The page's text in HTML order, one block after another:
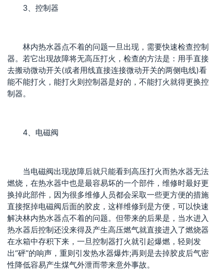
3、控制器
林内热水器点不着的问题一旦出现，需要快速检查控制
器。若它出现故障将无高压打火，检查的方法是：用手直接
去搬动微动开关(或者用线直接连接微动开关的两侧电线)看
能不能打火，能打火则控制器是好的，不能打火就得更换控
制器。
4、电磁阀
当电磁阀出现故障后就只能看到高压打火而热水器无法
燃烧，在热水器中也是最容易坏的一个部件，维修时最好更
换掉此部件，因为很多维修人员都会采取一些更方便的措施
直接抠掉电磁阀后面的胶皮，这样维修到是方便，可以快速
解决林内热水器点不着的问题。但带来的后果是，当水进入
热水器后控制还没来得及产生高压燃气就直接进入了燃烧器
在水箱中存积下来，一旦控制器打火就引起爆燃，轻则发
出“砰”的响声，重则引发热水器爆炸;再则是去掉胶皮后气密
性降低容易产生煤气外泄而带来意外事故。